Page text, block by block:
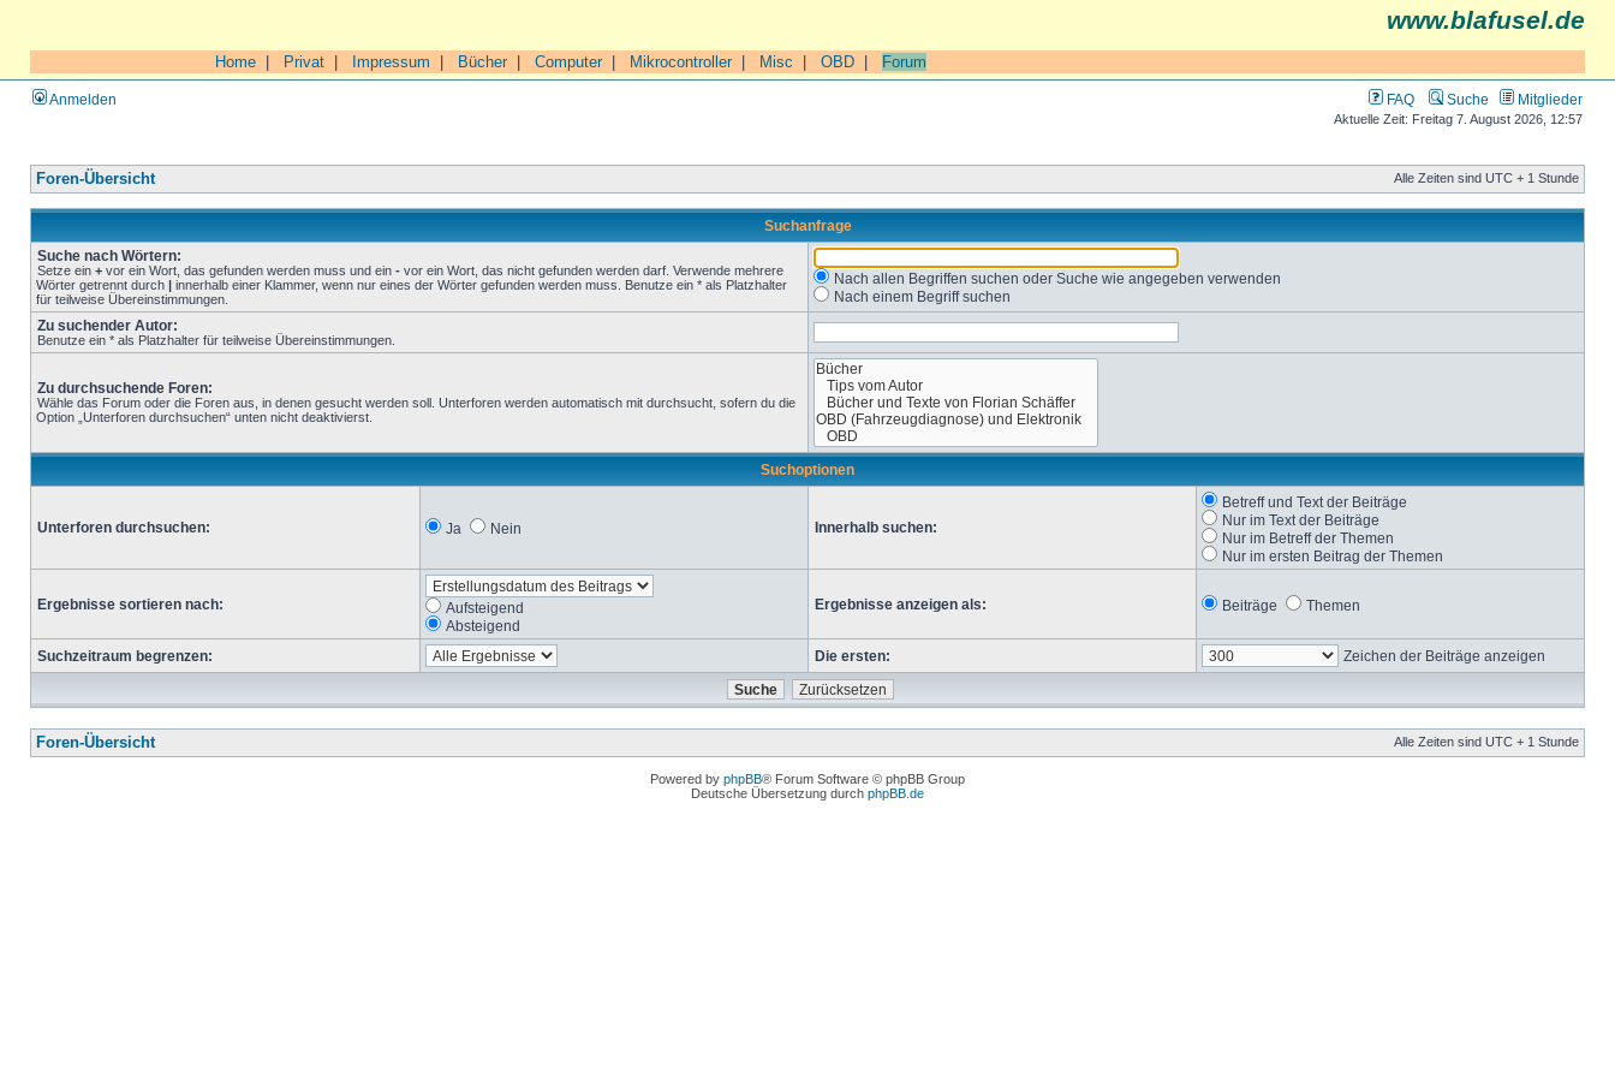
www.blafusel.de
Home Privat Impressum Bücher| Computer| Mikrocontroller| Misc OBD Forum
Anmelden FAQ Suche Mitglieder
Aktuelle Zeit: Freitag 7. August 2026, 12:57
Foren-Übersicht Alle Zeiten sind UTC + 1 Stunde
Suchanfrage
Suche nach Wörtern:
Setze ein + vor ein Wort, das gefunden werden muss und ein - vor ein Wort, das nicht gefunden werden darf. Verwende mehrere
Wörter getrennt durch | innerhalb einer Klammer, wenn nur eines der Wörter gefunden werden muss. Benutze ein * als Platzhalter
für teilweise Übereinstimmungen.
Nach allen Begriffen suchen oder Suche wie angegeben verwenden
Nach einem Begriff suchen
Zu suchender Autor:
Benutze ein * als Platzhalter für teilweise Übereinstimmungen.
Zu durchsuchende Foren:
Wähle das Forum oder die Foren aus, in denen gesucht werden soll. Unterforen werden automatisch mit durchsucht, sofern du die
Option „Unterforen durchsuchen“ unten nicht deaktivierst.
Suchoptionen
Unterforen durchsuchen: Ja Nein Innerhalb suchen:
Betreff und Text der Beiträge
Nur im Text der Beiträge
Nur im Betreff der Themen
Nur im ersten Beitrag der Themen
Ergebnisse sortieren nach:
Aufsteigend
Absteigend
Ergebnisse anzeigen als: Beiträge Themen
Suchzeitraum begrenzen: Die ersten: Zeichen der Beiträge anzeigen
Foren-Übersicht Alle Zeiten sind UTC + 1 Stunde
Powered by phpBB® Forum Software © phpBB Group
Deutsche Übersetzung durch phpBB.de